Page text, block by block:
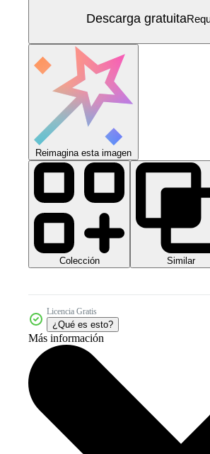
Descarga gratuita
Reimagina esta imagen
Colección Similar
Licencia Gratis
¿Qué es esto?
Más información